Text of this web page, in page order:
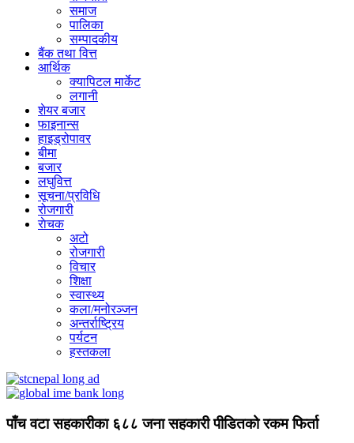
समाज
पालिका
सम्पादकीय
बैंक तथा वित्त
आर्थिक
क्यापिटल मार्केट
लगानी
शेयर बजार
फाइनान्स
हाइड्रोपावर
बीमा
बजार
लघुवित्त
सूचना/प्रविधि
रोजगारी
राेचक
अटो
रोजगारी
विचार
शिक्षा
स्वास्थ्य
कला/मनोरञ्जन
अन्तर्राष्ट्रिय
पर्यटन
हस्तकला
पाँच वटा सहकारीका ६८८ जना सहकारी पीडितको रकम फिर्ता